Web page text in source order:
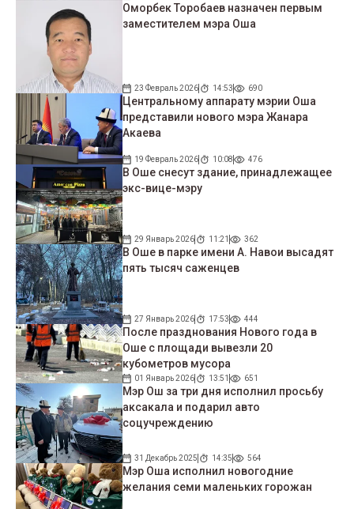
Оморбек Торобаев назначен первым
заместителем мэра Оша
23 Февраль 2026 14:53 690
Центральному аппарату мэрии Оша
представили нового мэра Жанара
Акаева
19 Февраль 2026 10:08 476
В Оше снесут здание, принадлежащее
экс-вице-мэру
29 Январь 2026 11:21 362
В Оше в парке имени А. Навои высадят
пять тысяч саженцев
27 Январь 2026 17:53 444
После празднования Нового года в
Оше с площади вывезли 20
кубометров мусора
01 Январь 2026 13:51 651
Мэр Ош за три дня исполнил просьбу
аксакала и подарил авто
соцучреждению
31 Декабрь 2025 14:35 564
Мэр Оша исполнил новогодние
желания семи маленьких горожан